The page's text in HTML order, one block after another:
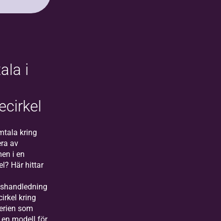
i
kring
av
i en
Här hittar
kring
som